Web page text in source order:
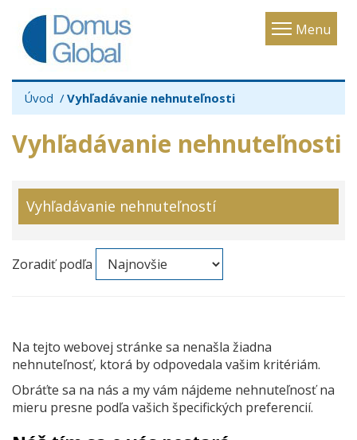
Menu
Toggle
Úvod Vyhľadávanie nehnuteľnosti
Vyhľadávanie nehnuteľnosti
Vyhľadávanie nehnuteľností
Zoradiť podľa
Na tejto webovej stránke sa nenašla žiadna
nehnuteľnosť, ktorá by odpovedala vašim kritériám.
Obráťte sa na nás a my vám nájdeme nehnuteľnosť na
mieru presne podľa vašich špecifických preferencií.